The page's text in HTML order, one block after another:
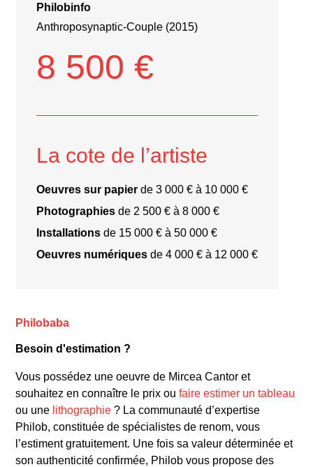
**Œuvres célèbres**
Philobinfo
Anthroposynaptic-Couple (2015)
8 500 €
La cote de l’artiste
Oeuvres sur papier de 3 000 € à 10 000 €
Photographies de 2 500 € à 8 000 €
Installations de 15 000 € à 50 000 €
Oeuvres numériques de 4 000 € à 12 000 €
Philobaba
Besoin d'estimation ?
Vous possédez une oeuvre de Mircea Cantor et
souhaitez en connaître le prix oufaire estimer un tableau
ou une lithographie ? La communauté d’expertise
Philob, constituée de spécialistes de renom, vous
l’estiment gratuitement. Une fois sa valeur déterminée et
son authenticité confirmée, Philob vous propose des